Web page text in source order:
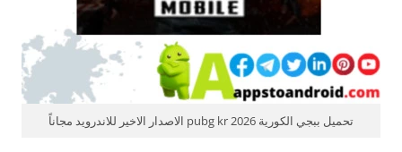
تحميل ببجي الكورية 2026 pubg kr الاصدار الاخير للاندرويد مجاناً